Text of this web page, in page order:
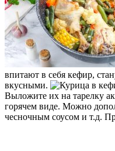
впитают в себя кефир,
вкусными.
Выложите их на тарелку
горячем виде. Можно
чесночным соусом и т.д.